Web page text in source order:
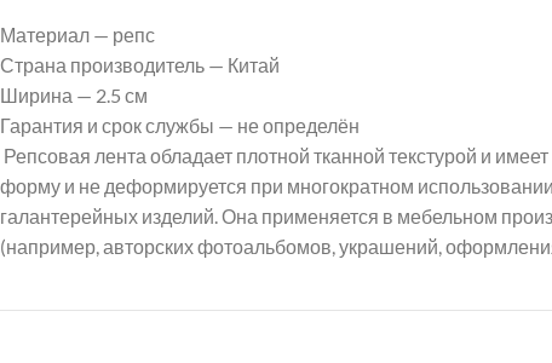
Материал — репс
Страна производитель — Китай
Ширина — 2.5 см
Гарантия и срок службы — не определён
Репсовая лента обладает плотной тканной текстурой и
форму и не деформируется при многократном
галантерейных изделий. Она применяется в мебельном
(например, авторских фотоальбомов, украшений,